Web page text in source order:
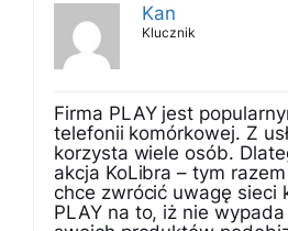
Kan
Klucznik
Firma PLAY jest
telefonii komórkowej. Z
korzysta wiele osób.
akcja KoLibra – tym
chce zwrócić uwagę sieci
PLAY na to, iż nie